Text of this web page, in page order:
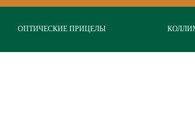
ОПТИЧЕСКИЕ ПРИЦЕЛЫ